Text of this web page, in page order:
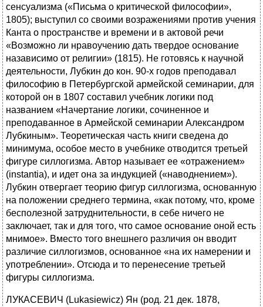
сенсуализма («Письма о критической философии»,
1805); выступил со своими возражениями против учения
Канта о пространстве и времени и в актовой речи
«Возможно ли нравоучению дать твердое основание
назависимо от религии» (1815). Не готовясь к научной
деятельности, Лубкин до кон. 90-х годов преподавал
философию в Петербургской армейской семинарии, для
которой он в 1807 составил учебник логики под
названием «Начертание логики, сочиненное и
преподаванное в Армейской семинарии Александром
Лубкиным». Теоретическая часть книги сведена до
минимума, особое место в учебнике отводится третьей
фигуре силлогизма. Автор называет ее «отражением»
(instantia), и идет она за индукцией («наводнением»).
Лубкин отвергает теорию фигур силлогизма, основанную
на положении среднего термина, «как потому, что, кроме
бесполезной затруднительности, в себе ничего не
заключает, так и для того, что самое основание оной есть
мнимое». Вместо того внешнего различия он вводит
различие силлогизмов, основанное «на их намерении и
употреблении». Отсюда и то перенесение третьей
фигуры силлогизма.
ЛУКАСЕВИЧ (Lukasiewicz) Ян (род. 21 дек. 1878,